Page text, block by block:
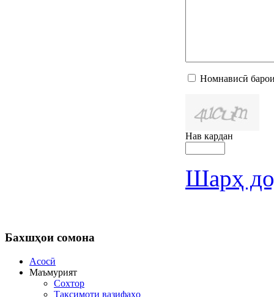
Номнависӣ
Нав кардан
Шарҳ
Бахшҳои сомона
Асосӣ
Маъмурият
Сохтор
Тақсимоти вазифаҳо